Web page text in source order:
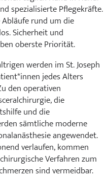
spezialisierte Pflegekräfte.
rund um die
Sicherheit und
oberste Priorität.
werden im St. Joseph
jedes Alters
den operativen
die
und die
sämtliche moderne
angewendet.
verlaufen, kommen
Verfahren zum
sind vermeidbar.